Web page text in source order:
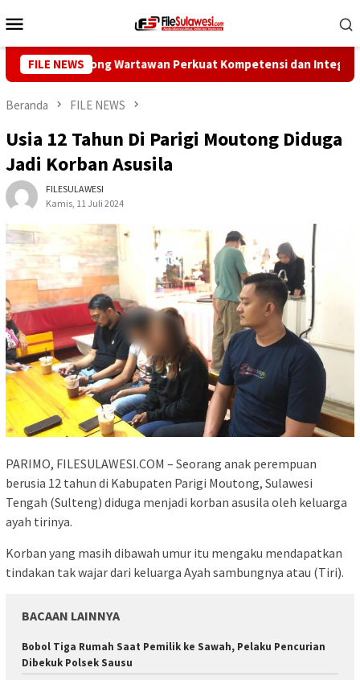
ke
Mobile
FILE NEWS
Dorong Wartawan Perkuat Kompetensi dan Integritas di Era
Beranda FILE NEWS
Usia 12 Tahun Di Parigi Moutong Diduga
Jadi Korban Asusila
FILESULAWESI
Kamis, 11 Juli 2024
PARIMO, FILESULAWESI.COM – Seorang anak perempuan
berusia 12 tahun di Kabupaten Parigi Moutong, Sulawesi
Tengah (Sulteng) diduga menjadi korban asusila oleh keluarga
ayah tirinya.
Korban yang masih dibawah umur itu mengaku mendapatkan
tindakan tak wajar dari keluarga Ayah sambungnya atau (Tiri).
BACAAN LAINNYA
Bobol Tiga Rumah Saat Pemilik ke Sawah, Pelaku Pencurian
Dibekuk Polsek Sausu